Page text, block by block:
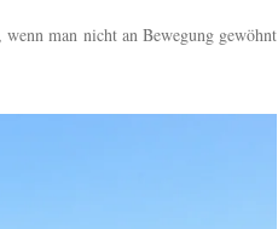
man nicht an Bewegung gewöhnt